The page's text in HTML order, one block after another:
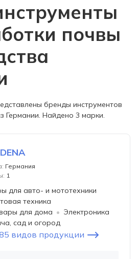
почвы
бренды инструментов
Германии. Найдено 3 марки.
Германия
1
для авто- и мототехники
техника
для дома
Электроника
сад и огород
видов продукции